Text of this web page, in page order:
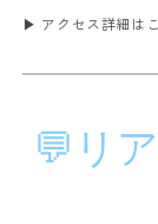
▶ アクセス詳細は
💬リ